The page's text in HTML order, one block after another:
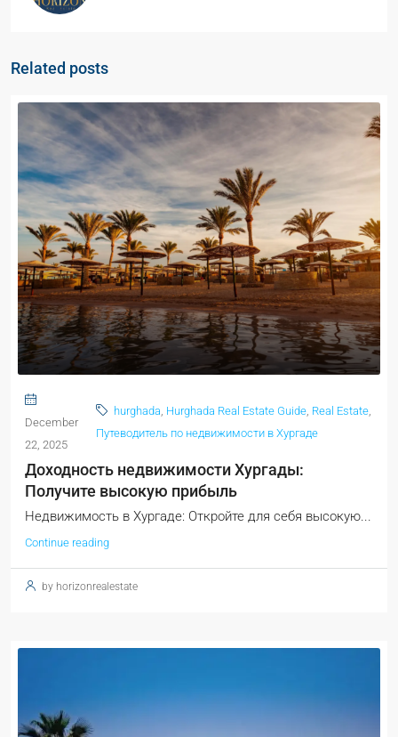
Related posts
December
22, 2025
hurghada, Hurghada Real Estate Guide, Real Estate,
Путеводитель по недвижимости в Хургаде
Доходность недвижимости Хургады:
Получите высокую прибыль
Недвижимость в Хургаде: Откройте для себя высокую...
Continue reading
by horizonrealestate